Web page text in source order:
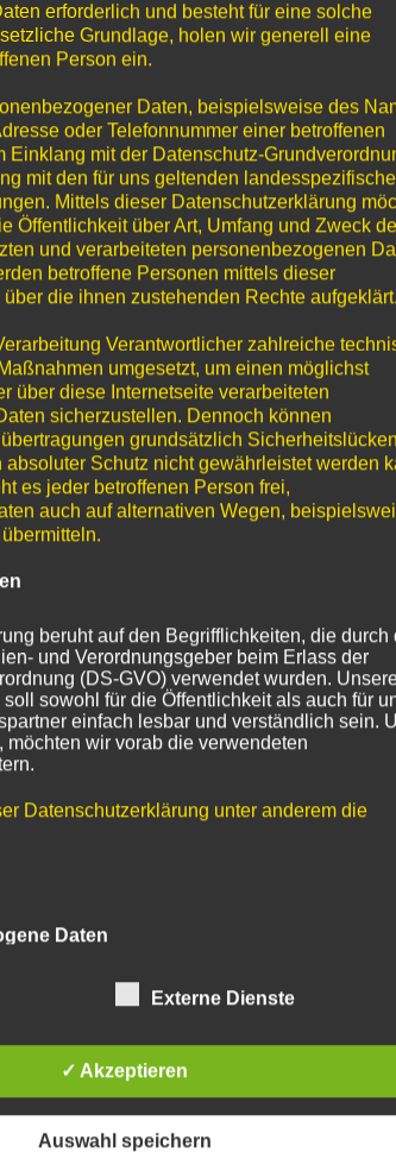
in
aus:
erforderlich und besteht für eine solche
Grundlage, holen wir generell eine
Person ein.
Daten, beispielsweise des
oder Telefonnummer einer betroffenen
Einklang mit der Datenschutz-
mit den für uns geltenden
Mittels dieser Datenschutzerklärung
Öffentlichkeit über Art, Umfang und Zweck
und verarbeiteten personenbezogenen
betroffene Personen mittels dieser
die ihnen zustehenden Rechte aufgeklärt.
Verantwortlicher zahlreiche
umgesetzt, um einen möglichst
über diese Internetseite verarbeiteten
sicherzustellen. Dennoch können
grundsätzlich Sicherheitslücken
Schutz nicht gewährleistet werden
es jeder betroffenen Person frei,
auch auf alternativen Wegen,
beruht auf den Begrifflichkeiten, die durch
und Verordnungsgeber beim Erlass der
(DS-GVO) verwendet wurden.
sowohl für die Öffentlichkeit als auch für
einfach lesbar und verständlich sein.
wir vorab die verwendeten
Datenschutzerklärung unter anderem die
Daten
Daten sind alle Informationen, die sich auf eine
natürliche Person (im Folgenden
Kennung wie einem Namen, zu einer
einer Online-Kennung oder zu einem oder
Merkmalen, die Ausdruck der physischen,
psychischen, wirtschaftlichen,
Externe Dienste
✓ Akzeptieren
Auswahl speichern